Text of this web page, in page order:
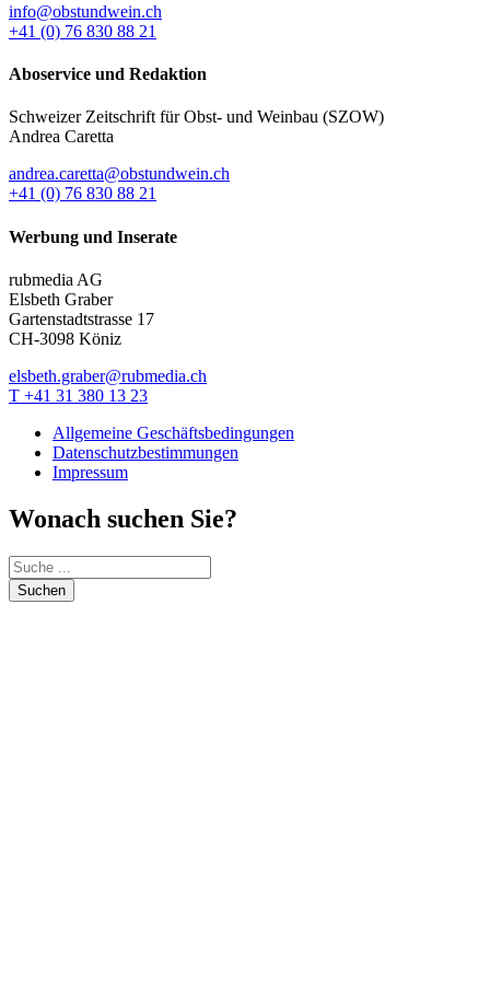
info@obstundwein.ch
+41 (0) 76 830 88 21
Aboservice und Redaktion
Schweizer Zeitschrift für Obst- und Weinbau (SZOW)
Andrea Caretta
andrea.caretta@obstundwein.ch
+41 (0) 76 830 88 21
Werbung und Inserate
rubmedia AG
Elsbeth Graber
Gartenstadtstrasse 17
CH-3098 Köniz
elsbeth.graber@rubmedia.ch
T +41 31 380 13 23
Allgemeine Geschäftsbedingungen
Datenschutzbestimmungen
Impressum
Wonach suchen Sie?
Suchen